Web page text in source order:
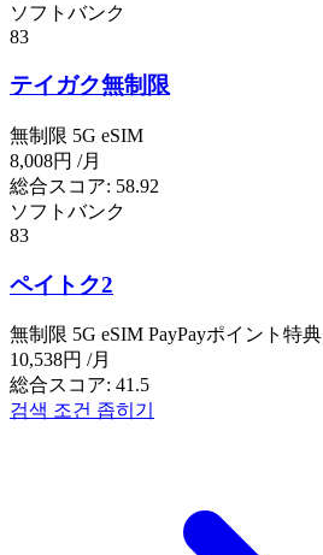
ソフトバンク
83
テイガク無制限
無制限 5G eSIM
8,008円 /月
総合スコア: 58.92
ソフトバンク
83
ペイトク2
無制限 5G eSIM PayPayポイント特典
10,538円 /月
総合スコア: 41.5
검색 조건 좁히기